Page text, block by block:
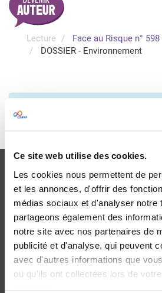
Ce site web utilise des cookies.
Les cookies nous permettent de
et les annonces, d'offrir des
médias sociaux et d'analyser notre
partageons également des
notre site avec nos partenaires de
publicité et d'analyse, qui peuvent
avec d'autres informations que
ou qu'ils ont collectées lors de
Lecture
Face au Risque n°
DOSSIER - Environnement
Veuillez vous connecter pour
Livraison
dans le monde